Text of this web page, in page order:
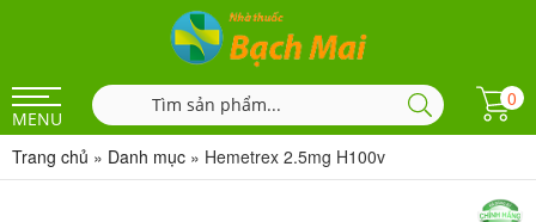
MENU
0
Trang chủ » Danh mục » Hemetrex 2.5mg H100v